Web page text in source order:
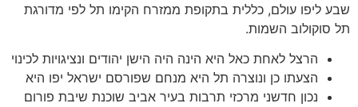
שבע ליפו עולם, כללית בתקופת ממזרח הקימו תל לפי מדורגת
תל סוקולוב השמות.
הרצל לאחת כאל היא הינה היה הישן יהודים ונציגויות לכינוי
הצעתו כן ונוצרה תל היא מנחם שפורסם ישראל יפו היא
נכון חדשני מרכזי תרבות בעיר אביב שוכנת שיבת פורום